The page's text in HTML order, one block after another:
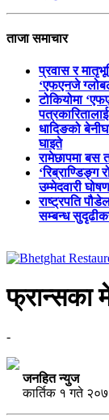
ताजा समाचार
प्रवास र
‘एफएनजे
टोकियोमा
धादिङको
घाइते
रामेछापमा बस
‘रिब्राण्डिङ्ग
उम्मेदवारी
राष्ट्रपति
सम्बन्ध
फ्रान्सका
-
जनहित न्युज
कार्तिक १ गते